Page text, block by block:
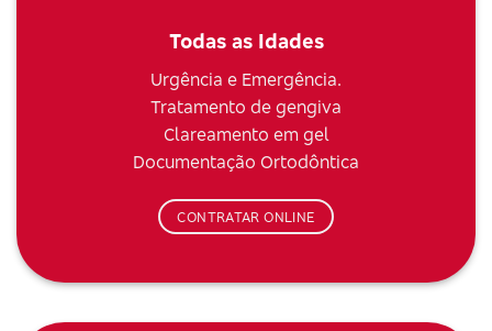
Todas as Idades
Urgência e Emergência.
Tratamento de gengiva
Clareamento em gel
Documentação Ortodôntica
CONTRATAR ONLINE